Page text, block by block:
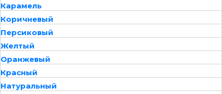
Карамель
Коричневый
Персиковый
Желтый
Оранжевый
Красный
Натуральный